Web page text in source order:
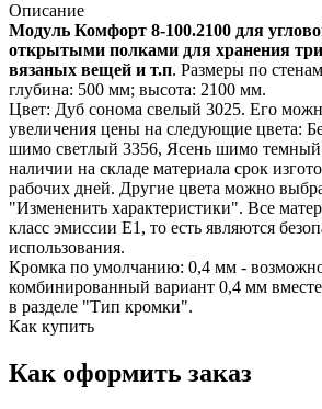
Описание
Модуль Комфорт 8-100.2100 для
открытыми полками для хранения
вязаных вещей и т.п. Размеры по
глубина: 500 мм; высота: 2100 мм.
Цвет: Дуб сонома свелый 3025. Его
увеличения цены на следующие цвета:
шимо светлый 3356, Ясень шимо
наличии на складе материала срок
рабочих дней. Другие цвета можно
"Измененить характеристики". Все
класс эмиссии Е1, то есть являются
использования.
Кромка по умолчанию: 0,4 мм -
комбинированный вариант 0,4 мм
в разделе "Тип кромки".
Как купить
Как оформить заказ